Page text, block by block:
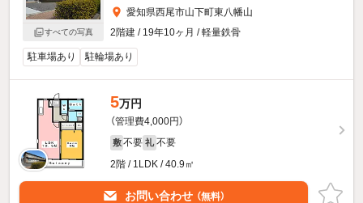
すべての写真
愛知県西尾市山下町東八幡山
2階建 / 19年10ヶ月 / 軽量鉄骨
駐車場あり 駐輪場あり
5万円
（管理費4,000円）
敷 不要 礼 不要
2階 / 1LDK / 40.9㎡
お問い合わせ （無料）